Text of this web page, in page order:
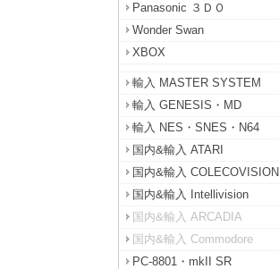
Panasonic ３ＤＯ
Wonder Swan
XBOX
輸入 MASTER SYSTEM
輸入 GENESIS・MD
輸入 NES・SNES・N64
国内&輸入 ATARI
国内&輸入 COLECOVISION
国内&輸入 Intellivision
国内&輸入 ARCADIA
国内&輸入 Commodore
PC-8801・mkII SR